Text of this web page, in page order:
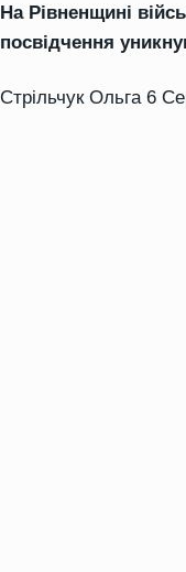
На Рівненщині
посвідчення
Стрільчук Ольга 6